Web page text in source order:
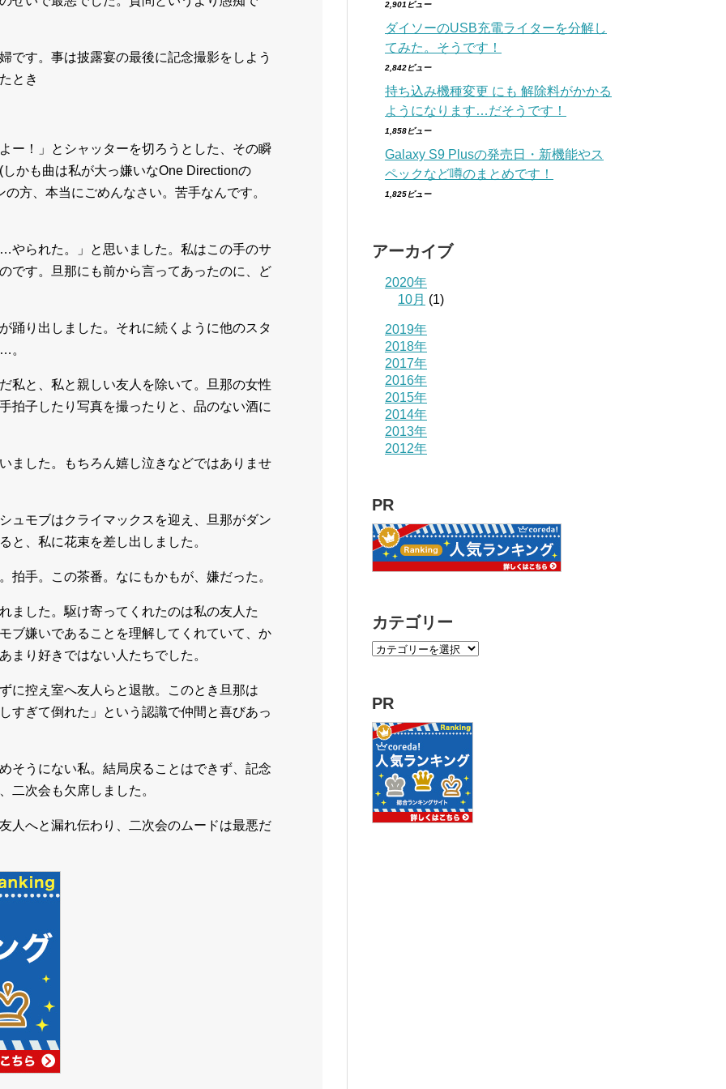
です。事は披露宴の最後に記念撮影をしよう
とき
ー！」とシャッターを切ろうとした、その瞬
かも曲は私が大っ嫌いなOne Directionの
方、本当にごめんなさい。苦手なんです。
やられた。」と思いました。私はこの手のサ
です。旦那にも前から言ってあったのに、ど
踊り出しました。それに続くように他のスタ
。
私と、私と親しい友人を除いて。旦那の女性
拍子したり写真を撮ったりと、品のない酒に
ました。もちろん嬉し泣きなどではありませ
ュモブはクライマックスを迎え、旦那がダン
と、私に花束を差し出しました。
手。この茶番。なにもかもが、嫌だった。
ました。駆け寄ってくれたのは私の友人た
ブ嫌いであることを理解してくれていて、か
まり好きではない人たちでした。
に控え室へ友人らと退散。このとき旦那は
すぎて倒れた」という認識で仲間と喜びあっ
そうにない私。結局戻ることはできず、記念
二次会も欠席しました。
人へと漏れ伝わり、二次会のムードは最悪だ
2,901ビュー
ダイソーのUSB充電ライターを分解し
てみた。そうです！
2,842ビュー
持ち込み機種変更 にも 解除料がかかる
ようになります…だそうです！
1,858ビュー
Galaxy S9 Plusの発売日・新機能やス
ペックなど噂のまとめです！
1,825ビュー
アーカイブ
2020年
10月 (1)
2019年
2018年
2017年
2016年
2015年
2014年
2013年
2012年
PR
カテゴリー
PR